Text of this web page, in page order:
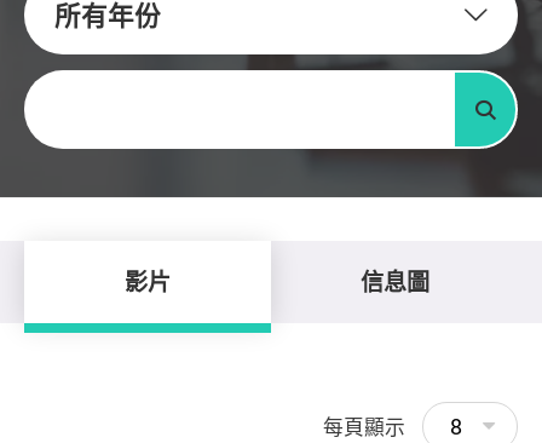
所有年份
關鍵字
搜尋
影片 信息圖
每頁顯示 8